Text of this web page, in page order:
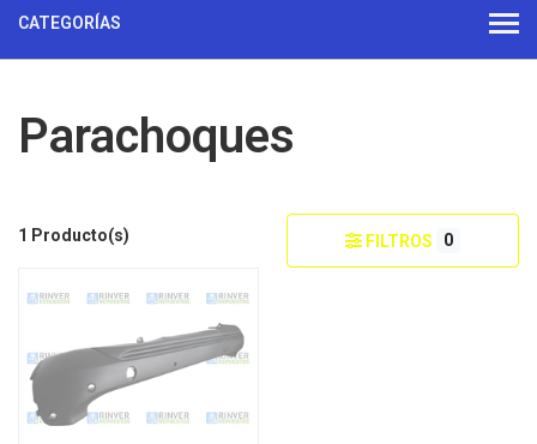
CATEGORÍAS
Parachoques
1 Producto(s) FILTROS 0